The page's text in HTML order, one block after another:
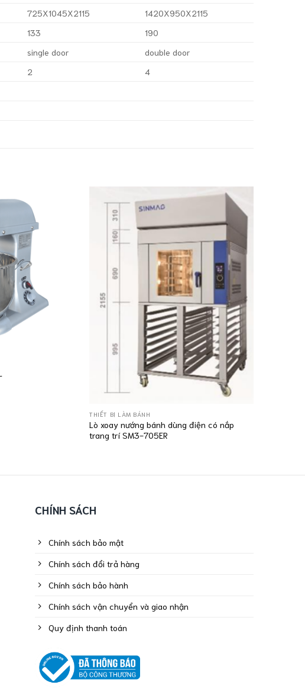
725X1045X2115
1420X950X2115
133
190
single door
double door
2
4
THIẾT BỊ LÀM BÁNH
Lò xoay nướng bánh dùng điện có nắp
trang trí SM3-705ER
CHÍNH SÁCH
Chính sách bảo mật
Chính sách đổi trả hàng
Chính sách bảo hành
Chính sách vận chuyển và giao nhận
Quy định thanh toán